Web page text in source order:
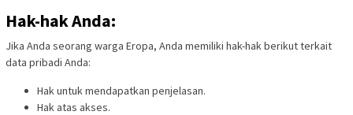
Hak-hak Anda:
Jika Anda seorang warga Eropa, Anda memiliki hak-hak berikut terkait
data pribadi Anda:
Hak untuk mendapatkan penjelasan.
Hak atas akses.